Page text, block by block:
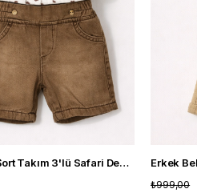
Erkek Bebek Şapkalı Şort Takım 3'lü Safari Desenli Gömlekli Yazlık Kombin
₺999,00